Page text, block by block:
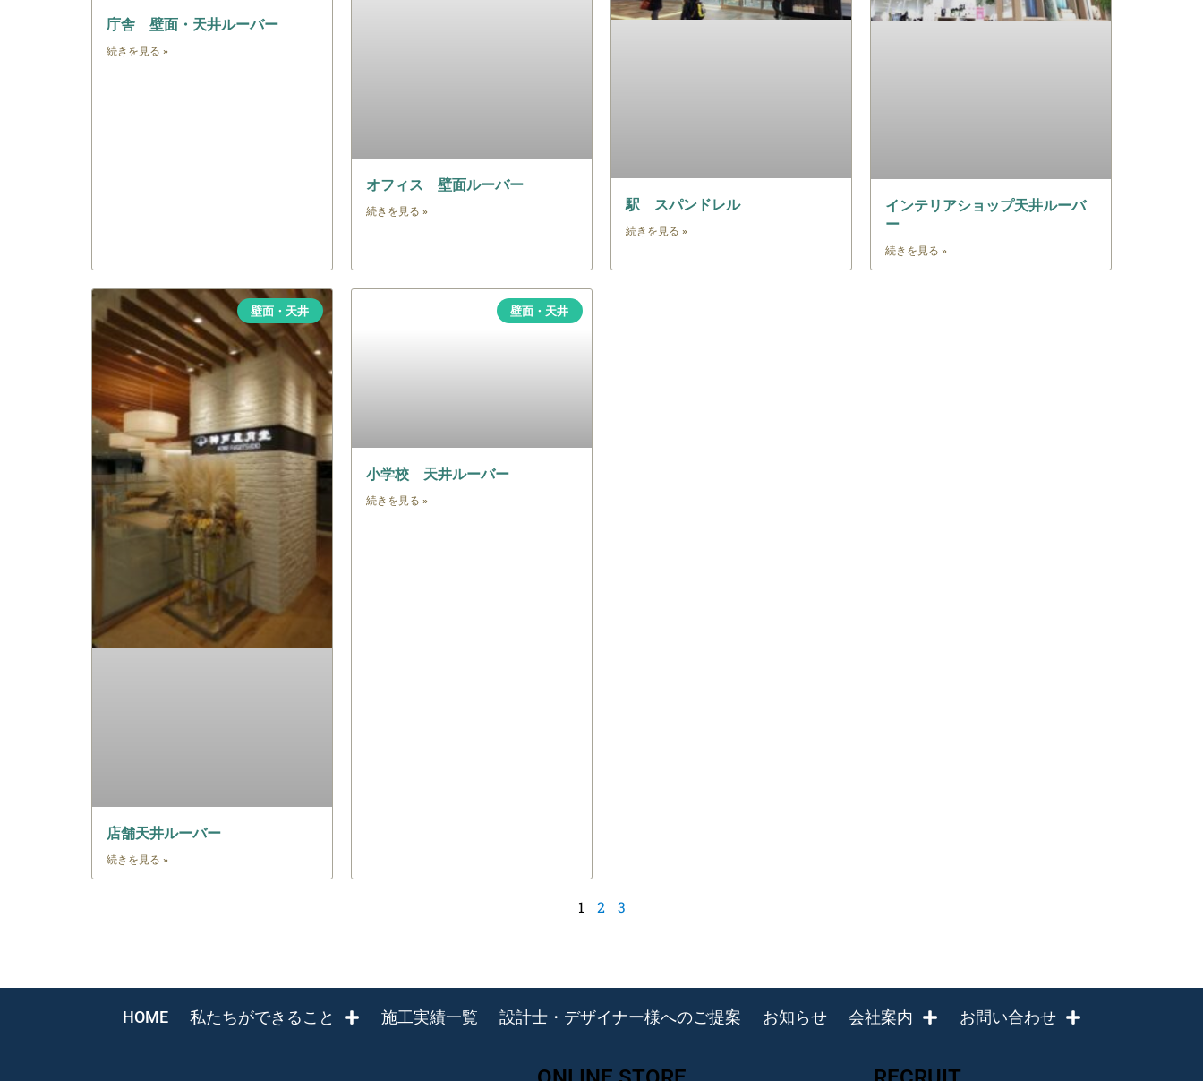
庁舎 壁面・天井ルーバー
続きを見る »
オフィス 壁面ルーバー
続きを見る » 駅 スパンドレル
続きを見る »
インテリアショップ天井ルーバ
ー
続きを見る »
壁面・天井
店舗天井ルーバー
続きを見る »
壁面・天井
小学校 天井ルーバー
続きを見る »
1 2 3
HOME 私たちができること 施工実績一覧 設計士・デザイナー様へのご提案 お知らせ 会社案内 お問い合わせ